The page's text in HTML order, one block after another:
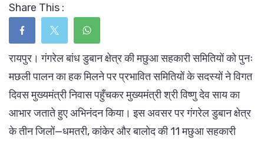
Share This :
रायपुर। गंगरेल बांध डुबान क्षेत्र की मछुआ सहकारी समितियों को पुनः
मछली पालन का हक मिलने पर प्रभावित समितियों के सदस्यों ने विगत
दिवस मुख्यमंत्री निवास पहुँचकर मुख्यमंत्री श्री विष्णु देव साय का
आभार जताते हुए अभिनंदन किया। इस अवसर पर गंगरेल डुबान क्षेत्र
के तीन जिलों—धमतरी, कांकेर और बालोद की 11 मछुआ सहकारी